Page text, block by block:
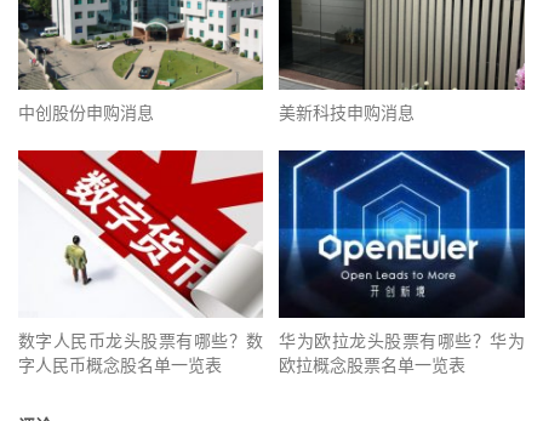
中创股份申购消息 美新科技申购消息
数字人民币龙头股票有哪些？数
字人民币概念股名单一览表
华为欧拉龙头股票有哪些？华为
欧拉概念股票名单一览表